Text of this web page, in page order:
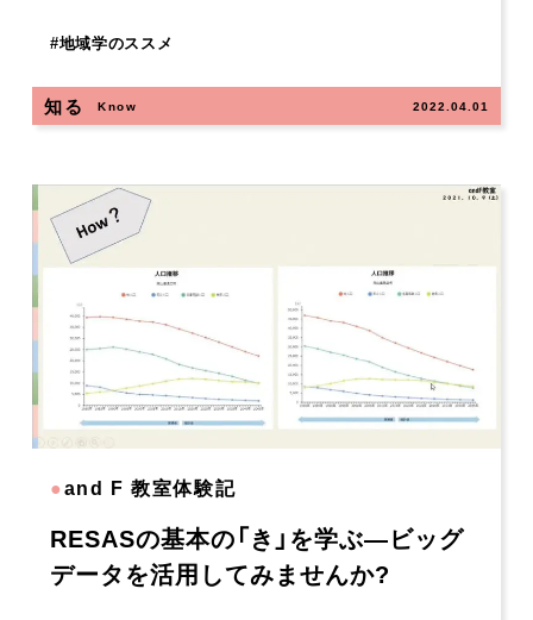
#地域学のススメ
知る Know 2022.04.01
●and F 教室体験記
RESASの基本の「き」を学ぶ―ビッグ
データを活用してみませんか?